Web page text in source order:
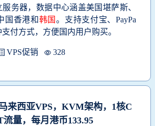
服务器，数据中心涵盖美国堪萨斯、
国香港和韩国。支持支付宝、PayPa
付方式，方便国内用户购买。
VPS促销 328
来西亚VPS，KVM架构，1核C
流量，每月港币133.95